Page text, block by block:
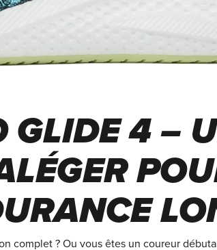
GLIDE 4 –
complet ? Ou vous êtes un coureur